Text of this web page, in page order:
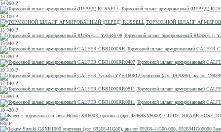
14 060 Р
Тормозной шланг армированный (ПЕРЕД)
15 100 Р
ТОРМОЗНОЙ ШЛАНГ
15 940 Р
Тормозной шланг армированный RUSSELL
15 940 Р
Тормозной шланг армированный CALFER
10 380 Р
Тормозной шланг армированный
19 310 Р
17 140 Р
Тормозной шланг армированный
14 980 Р
Тормозной шланг армированный
10 430 Р
680 Р